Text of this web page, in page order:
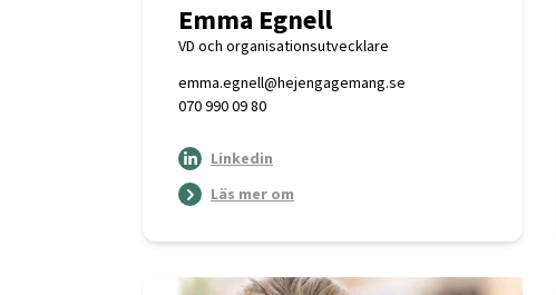
Emma Egnell
VD och organisationsutvecklare
emma.egnell@hejengagemang.se
070 990 09 80
Linkedin
Läs mer om